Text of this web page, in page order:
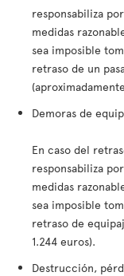
responsabiliza
medidas
sea imposible
retraso de un
Demoras de
En caso del
responsabiliza
medidas
sea imposible
retraso de
1.244 euros).
Destrucción,